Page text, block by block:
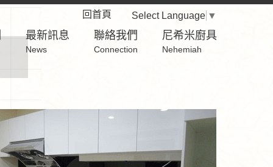
回首頁 Select Language ▼
最新訊息
News
聯絡我們
Connection
尼希米廚具
Nehemiah